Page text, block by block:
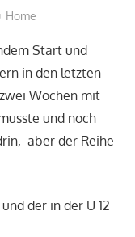
Home
Start und
in den letzten
Wochen mit
und noch
aber der Reihe
der in der U 12